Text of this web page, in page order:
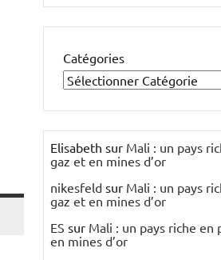
Catégories
Elisabeth sur Mali : un pays
gaz et en mines d’or
nikesfeld sur Mali : un pays
gaz et en mines d’or
ES sur Mali : un pays riche
en mines d’or